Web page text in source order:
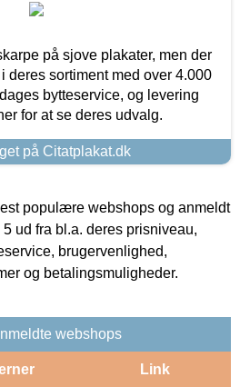
på sjove plakater, men der
deres sortiment med over 4.000
bytteservice, og levering
for at se deres udvalg.
på Citatplakat.dk
populære webshops og anmeldt
ud fra bl.a. deres prisniveau,
brugervenlighed,
og betalingsmuligheder.
webshops
Link